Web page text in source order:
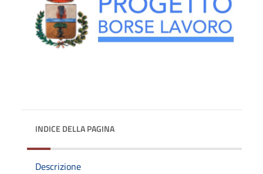
INDICE DELLA PAGINA
Descrizione